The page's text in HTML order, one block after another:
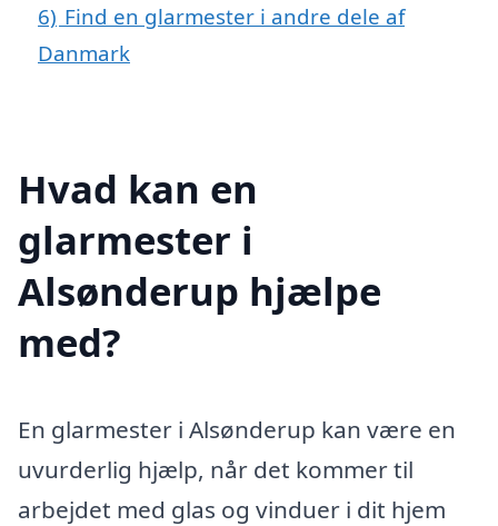
6) Find en glarmester i andre dele af
Danmark
Hvad kan en
glarmester i
Alsønderup hjælpe
med?
En glarmester i Alsønderup kan være en
uvurderlig hjælp, når det kommer til
arbejdet med glas og vinduer i dit hjem